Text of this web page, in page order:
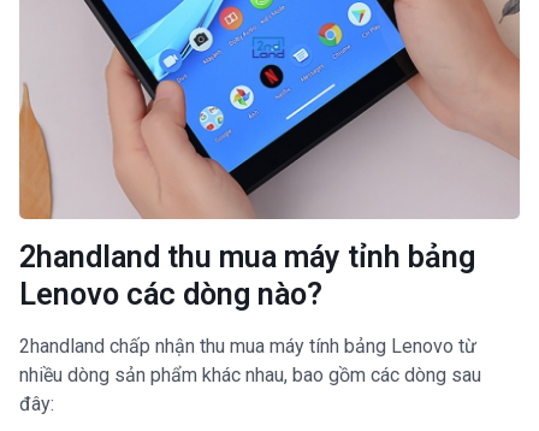
2handland thu mua máy tỉnh bảng
Lenovo các dòng nào?
2handland chấp nhận thu mua máy tính bảng Lenovo từ
nhiều dòng sản phẩm khác nhau, bao gồm các dòng sau
đây: